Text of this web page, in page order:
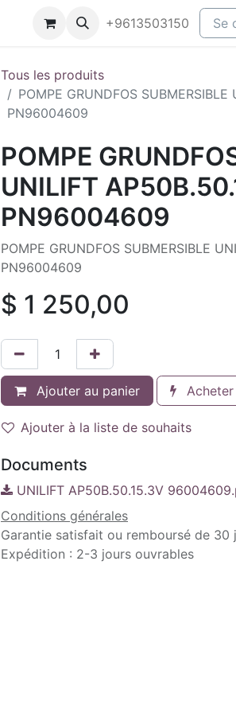
+9613503150 Se
Tous les produits
POMPE GRUNDFOS
PN96004609
POMPE
UNILIFT
PN96004609
POMPE GRUNDFOS SUBMERSIBLE
PN96004609
$ 1 250,00
Ajouter au panier
Ajouter à la liste de souhaits
Documents
UNILIFT AP50B.50.15.3V
Conditions générales
Garantie satisfait ou remboursé de 30
Expédition : 2-3 jours ouvrables